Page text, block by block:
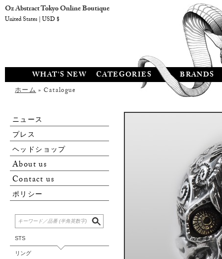
WHAT'S NEW CATEGORIES BRANDS
ホーム» Catalogue
ニュース
プレス
ヘッドショップ
About us
Contact us
ポリシー
STS
リング
Oz Abstract Tokyo Online Boutique
United States | USD $